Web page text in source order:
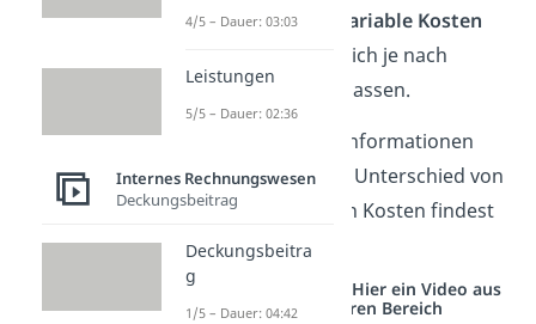
bieten, während
variable Kosten
sind und sich je nach
Geschäftslage anpassen.
Noch mehr Informationen
und Beispiele zum Unterschied von
fixen und variablen Kosten findest
duhier.
Studyflix vernetzt: Hier ein Video aus
einem anderen Bereich
4/5 – Dauer: 03:03
Leistungen
5/5 – Dauer: 02:36
Internes Rechnungswesen
Deckungsbeitrag
Deckungsbeitra
g
1/5 – Dauer: 04:42